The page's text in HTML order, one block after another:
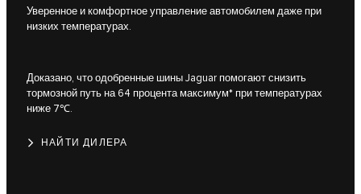
Уверенное и комфортное управление автомобилем даже при
низких температурах.
Доказано, что одобренные шины Jaguar помогают снизить
тормозной путь на 64 процента максимум* при температурах
ниже 7℃.
НАЙТИ ДИЛЕРА